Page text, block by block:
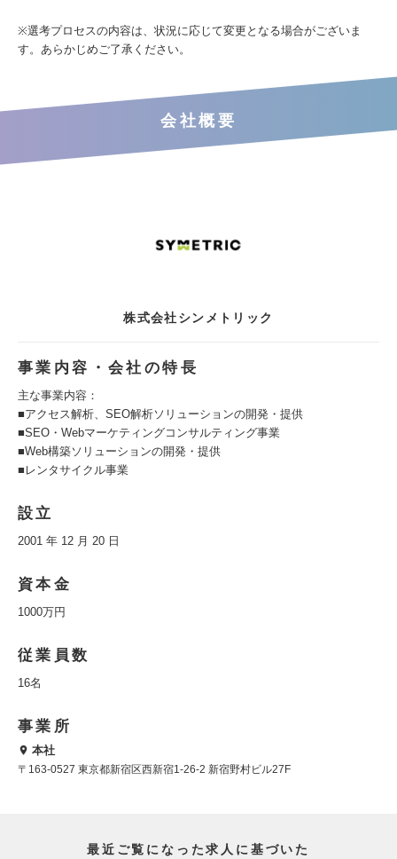
※選考プロセスの内容は、状況に応じて変更となる場合がございま
す。あらかじめご了承ください。
会社概要
株式会社シンメトリック
事業内容・会社の特長
主な事業内容：
■アクセス解析、SEO解析ソリューションの開発・提供
■SEO・Webマーケティングコンサルティング事業
■Web構築ソリューションの開発・提供
■レンタサイクル事業
設立
2001 年 12 月 20 日
資本金
1000万円
従業員数
16名
事業所
本社
〒163-0527 東京都新宿区西新宿1-26-2 新宿野村ビル27F
最近ご覧になった求人に基づいた